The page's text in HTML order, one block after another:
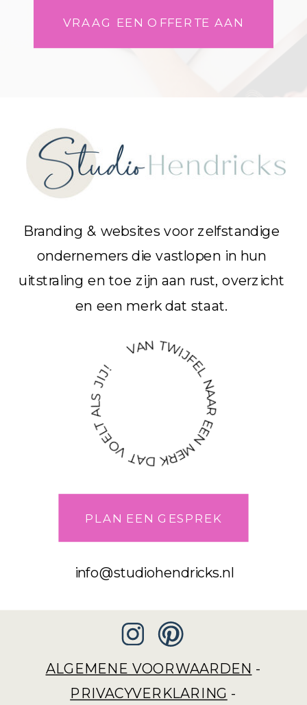
VRAAG EEN OFFERTE AAN
info@studiohendricks.nl
VAN TWIJFEL NAAR EEN MERK DAT VOELT ALS JIJ!
Branding & websites voor zelfstandige
ondernemers die vastlopen in hun
uitstraling en toe zijn aan rust, overzicht
en een merk dat staat.
PLAN EEN GESPREK
ALGEMENE VOORWAARDEN -
PRIVACYVERKLARING -